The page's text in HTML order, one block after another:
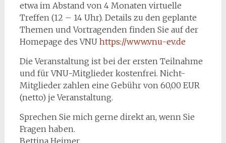
etwa im Abstand von 4 Monaten virtuelle
Treffen (12 – 14 Uhr). Details zu den geplante
Themen und Vortragenden finden Sie auf der
Homepage des VNU https://www.vnu-ev.de
Die Veranstaltung ist bei der ersten Teilnahme
und für VNU-Mitglieder kostenfrei. Nicht-
Mitglieder zahlen eine Gebühr von 60,00 EUR
(netto) je Veranstaltung.
Sprechen Sie mich gerne direkt an, wenn Sie
Fragen haben.
Bettina Heimer,